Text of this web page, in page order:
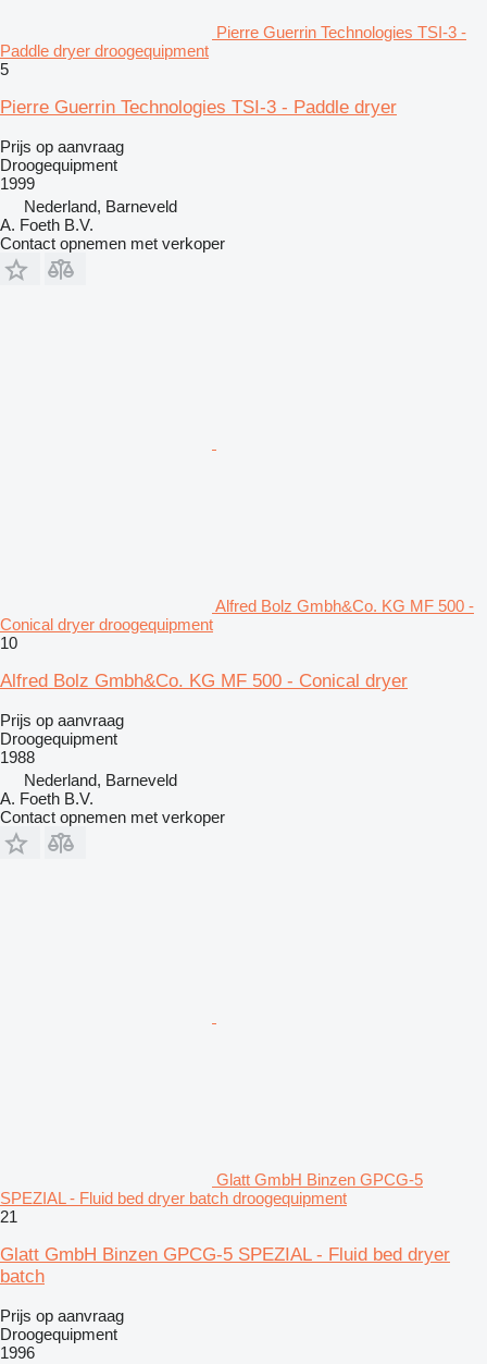
Pierre Guerrin Technologies TSI-3 -
Paddle dryer droogequipment
5
Pierre Guerrin Technologies TSI-3 - Paddle dryer
Prijs op aanvraag
Droogequipment
1999
Nederland, Barneveld
A. Foeth B.V.
Contact opnemen met verkoper
Alfred Bolz Gmbh&Co. KG MF 500 -
Conical dryer droogequipment
10
Alfred Bolz Gmbh&Co. KG MF 500 - Conical dryer
Prijs op aanvraag
Droogequipment
1988
Nederland, Barneveld
A. Foeth B.V.
Contact opnemen met verkoper
Glatt GmbH Binzen GPCG-5
SPEZIAL - Fluid bed dryer batch droogequipment
21
Glatt GmbH Binzen GPCG-5 SPEZIAL - Fluid bed dryer
batch
Prijs op aanvraag
Droogequipment
1996